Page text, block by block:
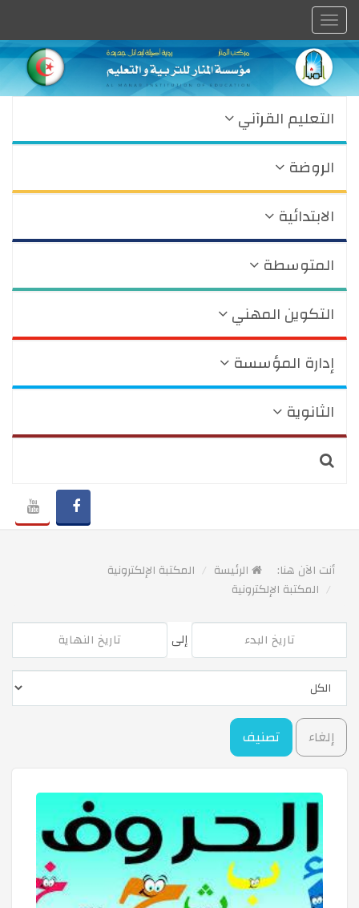
Toggle
navigation
التعليم القرآني
الروضة
الابتدائية
المتوسطة
التكوين المهني
إدارة المؤسسة
الثانوية
أنت الآن هنا: الرئيسة
المكتبة الإلكترونية
المكتبة الإلكترونية
إلى
إلغاء تصنيف